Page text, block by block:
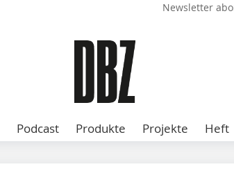
Newsletter
Podcast Produkte Projekte Heft